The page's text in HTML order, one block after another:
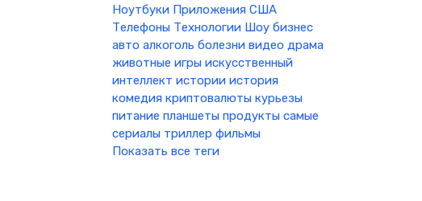
Ноутбуки Приложения США
Телефоны Технологии Шоу бизнес
авто алкоголь болезни видео драма
животные игры искусственный
интеллект истории история
комедия криптовалюты курьезы
питание планшеты продукты самые
сериалы триллер фильмы
Показать все теги